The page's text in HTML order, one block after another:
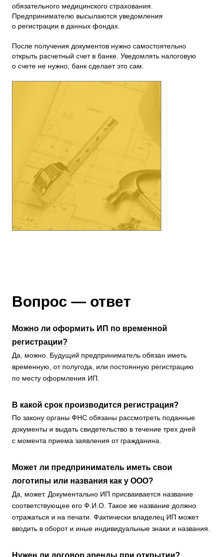
обязательного медицинского страхования.
Предпринимателю высылаются уведомления
о регистрации в данных фондах.
После получения документов нужно самостоятельно
открыть расчетный счет в банке. Уведомлять налоговую
о счете не нужно, банк сделает это сам.
Вопрос — ответ
Можно ли оформить ИП по временной
регистрации?
Да, можно. Будущий предприниматель обязан иметь
временную, от полугода, или постоянную регистрацию
по месту оформления ИП.
В какой срок производится регистрация?
По закону органы ФНС обязаны рассмотреть поданные
документы и выдать свидетельство в течение трех дней
с момента приема заявления от гражданина.
Может ли предприниматель иметь свои
логотипы или названия как у ООО?
Да, может. Документально ИП присваивается название
соответствующее его Ф.И.О. Такое же название должно
отражаться и на печати. Фактически владелец ИП может
вводить в оборот и иные индивидуальные знаки и названия.
Нужен ли договор аренды при открытии?